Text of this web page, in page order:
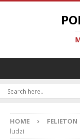
HOME FELIETON
ludzi